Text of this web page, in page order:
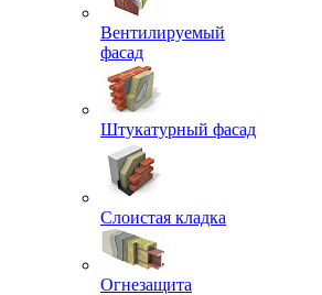
Вентилируемый
фасад
Штукатурный фасад
Слоистая кладка
Огнезащита